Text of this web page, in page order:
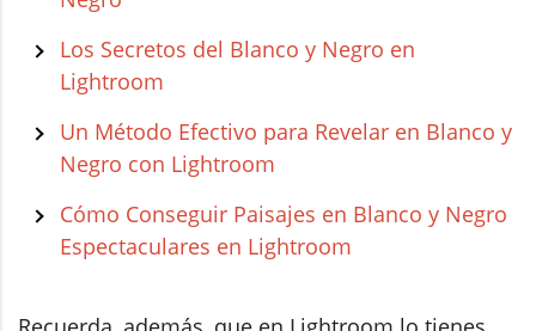
Los Secretos del Blanco y Negro en
Lightroom
Un Método Efectivo para Revelar en Blanco y
Negro con Lightroom
Cómo Conseguir Paisajes en Blanco y Negro
Espectaculares en Lightroom